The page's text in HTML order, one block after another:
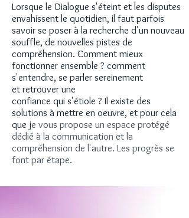
Lorsque le Dialogue s'éteint et les disputes
envahissent le quotidien, il faut parfois
savoir se poser à la recherche d'un nouveau
souffle, de nouvelles pistes de
compréhension. Comment mieux
fonctionner ensemble ? comment
s'entendre, se parler sereinement
et retrouver une
confiance qui s'étiole ? Il existe des
solutions à mettre en oeuvre, et pour cela
que je vous propose un espace protégé
dédié à la communication et la
compréhension de l'autre. Les progrès se
font par étape.